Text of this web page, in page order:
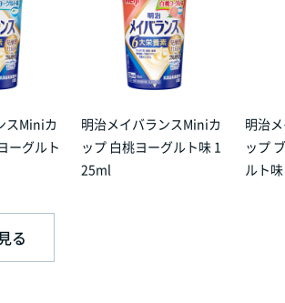
スMiniカ
ーグルト
明治メイバランスMiniカ
ップ 白桃ヨーグルト味 1
25ml
明治
ップ
ルト
る